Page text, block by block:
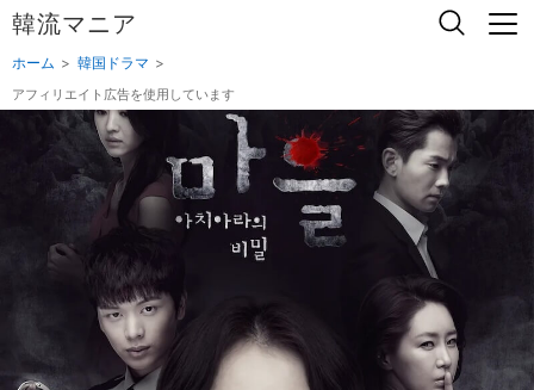
韓流マニア
ホーム 韓国ドラマ
アフィリエイト広告を使用しています